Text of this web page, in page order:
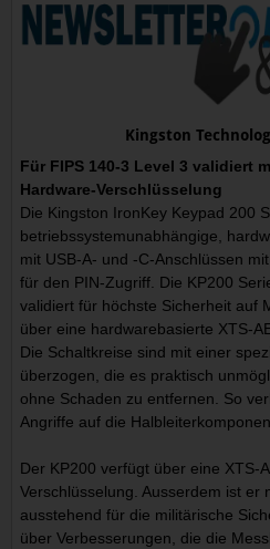
Kingston
Für FIPS 140-3 Level 3 validiert
Hardware-Verschlüsselung
Die Kingston IronKey Keypad 200
betriebssystemunabhängige,
mit USB-A- und -C-Anschlüssen
für den PIN-Zugriff. Die KP200
validiert für höchste Sicherheit auf
über eine hardwarebasierte XTS-
Die Schaltkreise sind mit einer
überzogen, die es praktisch
ohne Schaden zu entfernen. So
Angriffe auf die
Der KP200 verfügt über eine XTS-
Verschlüsselung. Ausserdem ist er
ausstehend für die militärische
über Verbesserungen, die die